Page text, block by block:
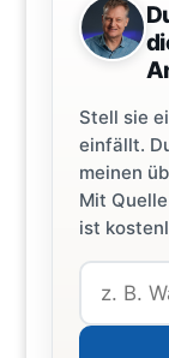
Stell sie
einfällt.
meinen
Mit
ist